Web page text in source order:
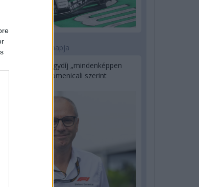
1 napja
F1-es Német Nagydíj „mindenképpen
megvalósul” Domenicali szerint